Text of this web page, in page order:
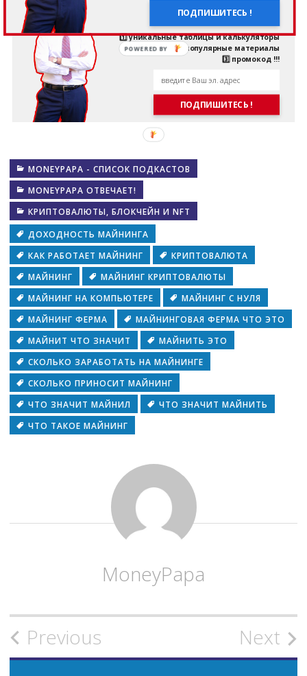
ПОДПИШИТЕСЬ !
ПОДПИШИТЕСЬ И ПОЛУЧИТЕ
БЕСПЛАТНО:
1️⃣ уникальные таблицы и калькуляторы
2️⃣ самые популярные материалы
3️⃣ промокод !!!
MONEYPAPA - СПИСОК ПОДКАСТОВ
MONEYPAPA ОТВЕЧАЕТ!
КРИПТОВАЛЮТЫ, БЛОКЧЕЙН И NFT
ДОХОДНОСТЬ МАЙНИНГА
КАК РАБОТАЕТ МАЙНИНГ
КРИПТОВАЛЮТА
МАЙНИНГ
МАЙНИНГ КРИПТОВАЛЮТЫ
МАЙНИНГ НА КОМПЬЮТЕРЕ
МАЙНИНГ С НУЛЯ
МАЙНИНГ ФЕРМА
МАЙНИНГОВАЯ ФЕРМА ЧТО ЭТО
МАЙНИТ ЧТО ЗНАЧИТ
МАЙНИТЬ ЭТО
СКОЛЬКО ЗАРАБОТАТЬ НА МАЙНИНГЕ
СКОЛЬКО ПРИНОСИТ МАЙНИНГ
ЧТО ЗНАЧИТ МАЙНИЛ
ЧТО ЗНАЧИТ МАЙНИТЬ
ЧТО ТАКОЕ МАЙНИНГ
MoneyPapa
Post
Previous Next
ПОДПИШИТЕСЬ !